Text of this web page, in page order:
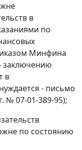
в
по
Минфина
заключению
в
- письмо
№ 07-01-389-95);
по состоянию